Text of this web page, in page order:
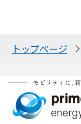
トップページ